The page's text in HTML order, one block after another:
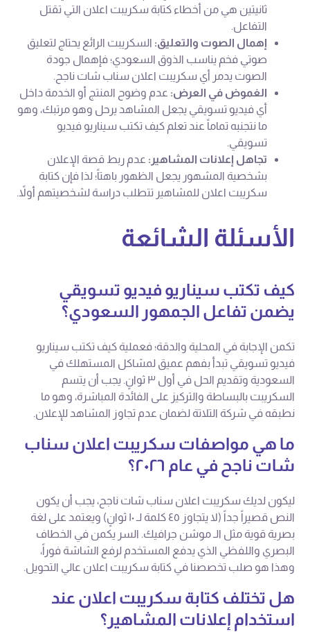
ثانيتين هي من أخطاء كتابة سكريبت اعلان التي تقتل
التفاعل.
إهمال الصوت والتعليق: السكريبت الرائع يحتاج لتعليق
صوتي فخم يناسب الذوق السعودي؛ فإهمال جودة
الصوت يدمر أي سكريبت اعلان سناب شات ناجح.
الغموض في العرض: عدم وضوح المنتج أو الخدمة داخل
أي فيديو تسويقي يجعل المشاهد يرحل وهو مرتبك، وهو
ما نتجنبه تماماً عند تعلم كيف تكتب سيناريو فيديو
تسويقي.
تجاهل إعلانات المشاهير: عدم ربط قصة الإعلان
بشخصية المشهور يجعل الظهور باهتاً؛ لذا فإن كتابة
سكريبت اعلان للمشاهير تتطلب دراسة لشخصيتهم أولاً.
الأسئلة الشائعة
كيف تكتب سيناريو فيديو تسويقي
يضمن تفاعل الجمهور السعودي؟
تكمن الإجابة في المحلية والدقة؛ فعملية كيف تكتب سيناريو
فيديو تسويقي تبدأ بفهم عميق لمشاكل المستهلك في
السعودية وتقديم الحل في أول ٣ ثوانٍ. يجب أن يتسم
السكريبت بالبساطة والتركيز على الفائدة المباشرة، وهو ما
نطبقه في شركة التلاتة لضمان عدم تجاوز المشاهد للإعلان.
ما هي مواصفات سكريبت اعلان سناب
شات ناجح في عام ٢٠٢٦؟
ليكون لديك سكريبت اعلان سناب شات ناجح، يجب أن يكون
النص قصيراً جداً (لا يتجاوز ٤٥ كلمة لـ ١٠ ثوانٍ) ويعتمد على لغة
بصرية قوية مثل الـ موشن جرافيك. السر يكمن في الخطاف
البصري واللفظي الذي يدفع المستخدم لرفع الشاشة فوراً،
وهذا هو صلب تخصصنا في كتابة سكريبت اعلان عالي التحويل.
هل تختلف كتابة سكريبت اعلان عند
استخدام إعلانات المشاهير؟